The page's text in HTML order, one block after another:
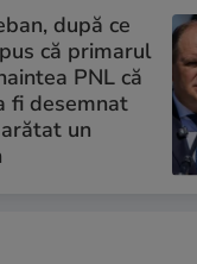
după ce
că primarul
PNL că
fi desemnat
un